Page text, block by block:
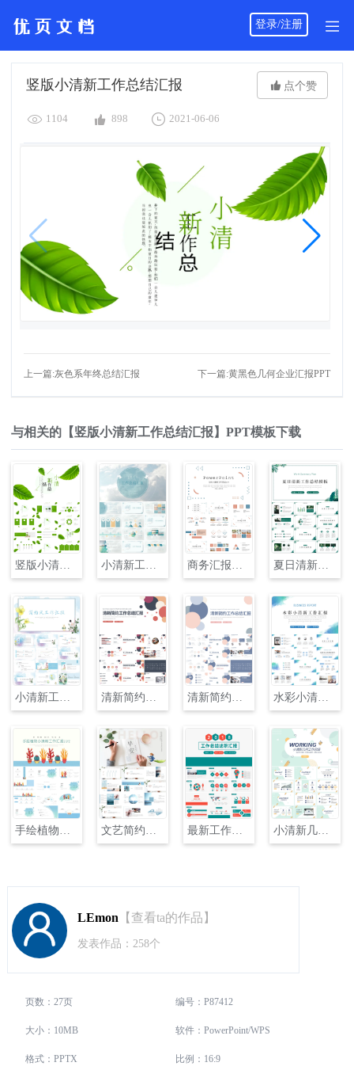
登录/注册
竖版小清新工作总结汇报  点个赞
 1104  898  2021-06-06
上一篇:灰色系年终总结汇报 下一篇:黄黑色几何企业汇报PPT
与相关的【竖版小清新工作总结汇报】PPT模板下载
竖版小清新工作总结汇报 小清新工作总结汇报PPT 商务汇报几何小清新工作总结PPT 夏日清新工作总结汇报PPT模板
小清新工作总结计划总结PPT 清新简约工作总结汇报 清新简约个人工作总结汇报 水彩小清新工作汇报
最新工作总结述职汇报PPT模板
LEmon 【查看ta的作品】
发表作品：258个
页数：27页 编号：P87412
大小：10MB 软件：PowerPoint/WPS
格式：PPTX 比例：16:9